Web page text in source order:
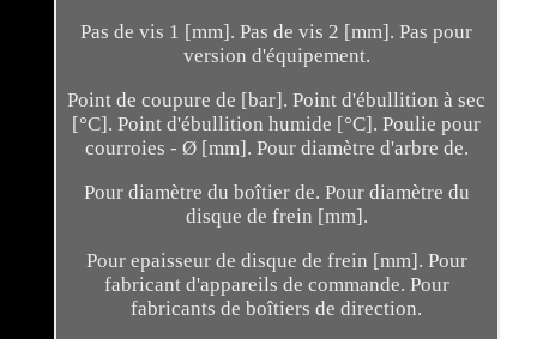
Pas de vis 1 [mm]. Pas de vis 2 [mm]. Pas pour
version d'équipement.
Point de coupure de [bar]. Point d'ébullition à sec
[°C]. Point d'ébullition humide [°C]. Poulie pour
courroies - Ø [mm]. Pour diamètre d'arbre de.
Pour diamètre du boîtier de. Pour diamètre du
disque de frein [mm].
Pour epaisseur de disque de frein [mm]. Pour
fabricant d'appareils de commande. Pour
fabricants de boîtiers de direction.